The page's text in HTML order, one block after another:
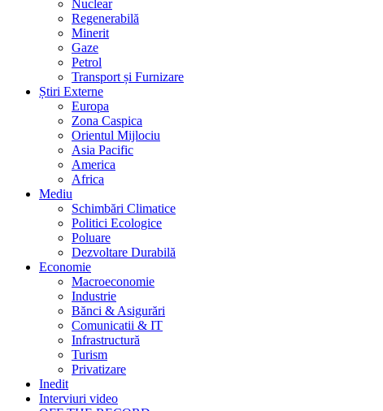
Nuclear
Regenerabilă
Minerit
Gaze
Petrol
Transport și Furnizare
Știri Externe
Europa
Zona Caspica
Orientul Mijlociu
Asia Pacific
America
Africa
Mediu
Schimbări Climatice
Politici Ecologice
Poluare
Dezvoltare Durabilă
Economie
Macroeconomie
Industrie
Bănci & Asigurări
Comunicatii & IT
Infrastructură
Turism
Privatizare
Inedit
Interviuri video